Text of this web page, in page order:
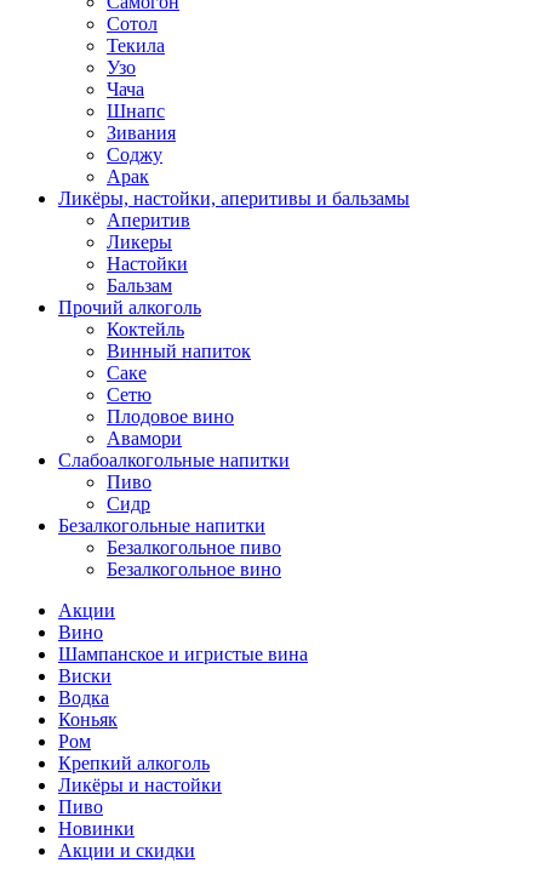
Сотол
Текила
Узо
Чача
Шнапс
Зивания
Соджу
Арак
Ликёры, настойки, аперитивы и бальзамы
Аперитив
Ликеры
Настойки
Бальзам
Прочий алкоголь
Коктейль
Винный напиток
Саке
Сетю
Плодовое вино
Авамори
Слабоалкогольные напитки
Пиво
Сидр
Безалкогольные напитки
Безалкогольное пиво
Безалкогольное вино
Акции
Вино
Шампанское и игристые вина
Виски
Водка
Коньяк
Ром
Крепкий алкоголь
Ликёры и настойки
Пиво
Новинки
Акции и скидки